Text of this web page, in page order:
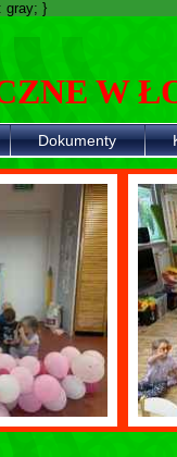
gray; }
W
Dokumenty